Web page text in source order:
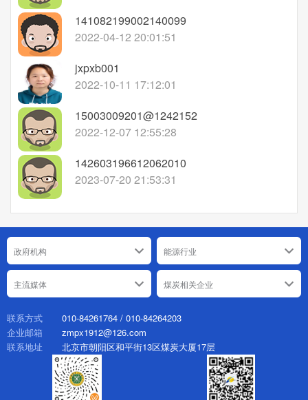
141082199002140099
2022-04-12 20:01:51
jxpxb001
2022-10-11 17:12:01
15003009201@1242152
2022-12-07 12:55:28
142603196612062010
2023-07-20 21:53:31
政府机构 能源行业
主流媒体 煤炭相关企业
联系方式 010-84261764 / 010-84264203
企业邮箱 zmpx1912@126.com
联系地址 北京市朝阳区和平街13区煤炭大厦17层